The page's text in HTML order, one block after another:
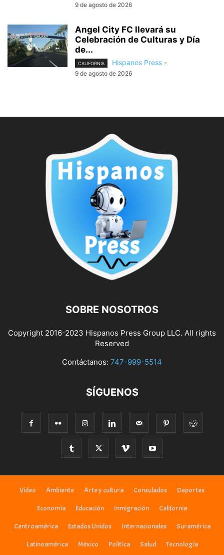
9 de agosto de 2026
Angel City FC llevará su
Celebración de Culturas y Día
de...
CALIFORNIA Hispanos Press -
9 de agosto de 2026
SOBRE NOSOTROS
Copyright 2016-2023 Hispanos Press Group LLC. All rights
Reserved
Contáctanos: 747-999-5514
SÍGUENOS
Video Ambiente Arte y cultura Consulados Deportes
Economía Educación Inmigración California
Centroamérica Estados Unidos Internacionales Suramérica
Latinoamérica México Politíca Salud Tecnología